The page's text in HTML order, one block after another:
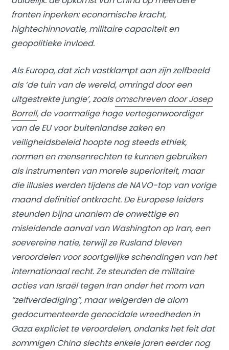
fronten inperken: economische kracht,
hightechinnovatie, militaire capaciteit en
geopolitieke invloed.
Als Europa, dat zich vastklampt aan zijn zelfbeeld
als ‘de tuin van de wereld, omringd door een
uitgestrekte jungle’, zoalsomschreven door Josep
Borrell, de voormalige hoge vertegenwoordiger
van de EU voor buitenlandse zaken en
veiligheidsbeleid hoopte nog steeds ethiek,
normen en mensenrechten te kunnen gebruiken
als instrumenten van morele superioriteit, maar
die illusies werden tijdens de NAVO-top van vorige
maand definitief ontkracht. De Europese leiders
steunden bijna unaniem de onwettige en
misleidende aanval van Washington op Iran, een
soevereine natie, terwijl ze Rusland bleven
veroordelen voor soortgelijke schendingen van het
internationaal recht. Ze steunden de militaire
acties van Israël tegen Iran onder het mom van
“zelfverdediging”, maar weigerden de alom
gedocumenteerde genocidale wreedheden in
Gaza expliciet te veroordelen, ondanks het feit dat
sommigen China slechts enkele jaren eerder nog